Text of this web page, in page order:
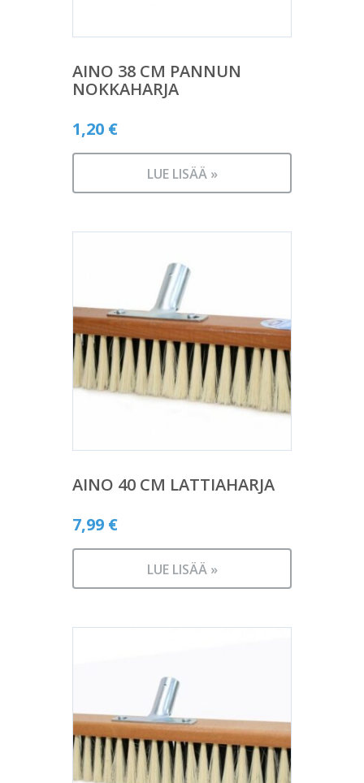
AINO 38 CM PANNUN
NOKKAHARJA
1,20 €
LUE LISÄÄ »
AINO 40 CM LATTIAHARJA
7,99 €
LUE LISÄÄ »